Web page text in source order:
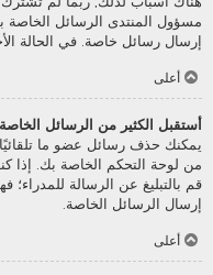
مسؤول المنتدى الرسائل
إرسال رسائل خاصة. في الحالة
أعلى
أستقبل الكثير من الرسائل
يمكنك حذف رسائل عضو ما
من لوحة التحكم الخاصة بك.
قم بالتبليغ عن الرسالة
إرسال الرسائل الخاصة.
أعلى